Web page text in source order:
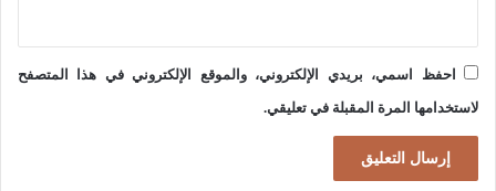
ع
ن
ا
احفظ اسمي، بريدي الإلكتروني، والموقع الإلكتروني في هذا المتصفح
لاستخدامها المرة المقبلة في تعليقي.